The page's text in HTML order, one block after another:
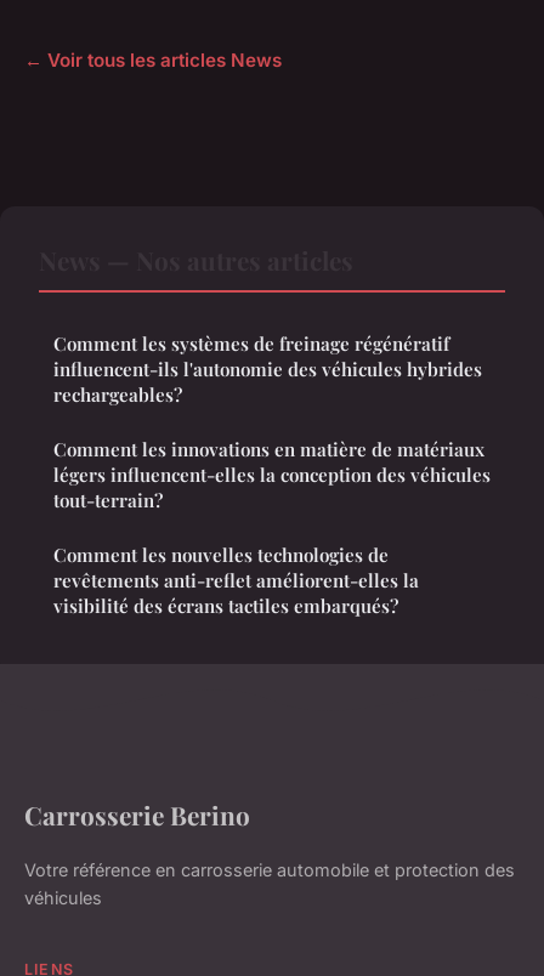
← Voir tous les articles News
Comment les systèmes de freinage régénératif
influencent-ils l'autonomie des véhicules hybrides
rechargeables?
Comment les innovations en matière de matériaux
légers influencent-elles la conception des véhicules
tout-terrain?
Comment les nouvelles technologies de
revêtements anti-reflet améliorent-elles la
visibilité des écrans tactiles embarqués?
Carrosserie Berino
Votre référence en carrosserie automobile et protection des
véhicules
LIENS